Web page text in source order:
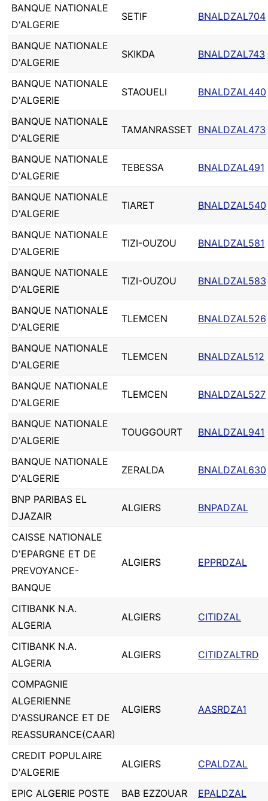
BANQUE NATIONALE
D'ALGERIE
SETIF BNALDZAL704
BANQUE NATIONALE
D'ALGERIE
SKIKDA BNALDZAL743
BANQUE NATIONALE
D'ALGERIE
STAOUELI BNALDZAL440
BANQUE NATIONALE
D'ALGERIE
TAMANRASSET BNALDZAL473
BANQUE NATIONALE
D'ALGERIE
TEBESSA BNALDZAL491
BANQUE NATIONALE
D'ALGERIE
TIARET BNALDZAL540
BANQUE NATIONALE
D'ALGERIE
TIZI-OUZOU BNALDZAL581
BANQUE NATIONALE
D'ALGERIE
TIZI-OUZOU BNALDZAL583
BANQUE NATIONALE
D'ALGERIE
TLEMCEN BNALDZAL526
BANQUE NATIONALE
D'ALGERIE
TLEMCEN BNALDZAL512
BANQUE NATIONALE
D'ALGERIE
TLEMCEN BNALDZAL527
BANQUE NATIONALE
D'ALGERIE
TOUGGOURT BNALDZAL941
BANQUE NATIONALE
D'ALGERIE
ZERALDA BNALDZAL630
BNP PARIBAS EL
DJAZAIR
ALGIERS BNPADZAL
CAISSE NATIONALE
D'EPARGNE ET DE
PREVOYANCE-
BANQUE
ALGIERS EPPRDZAL
CITIBANK N.A.
ALGERIA
ALGIERS CITIDZAL
CITIBANK N.A.
ALGERIA
ALGIERS CITIDZALTRD
COMPAGNIE
ALGERIENNE
D'ASSURANCE ET DE
REASSURANCE(CAAR)
ALGIERS AASRDZA1
CREDIT POPULAIRE
D'ALGERIE
ALGIERS CPALDZAL
EPIC ALGERIE POSTE BAB EZZOUAR EPALDZAL